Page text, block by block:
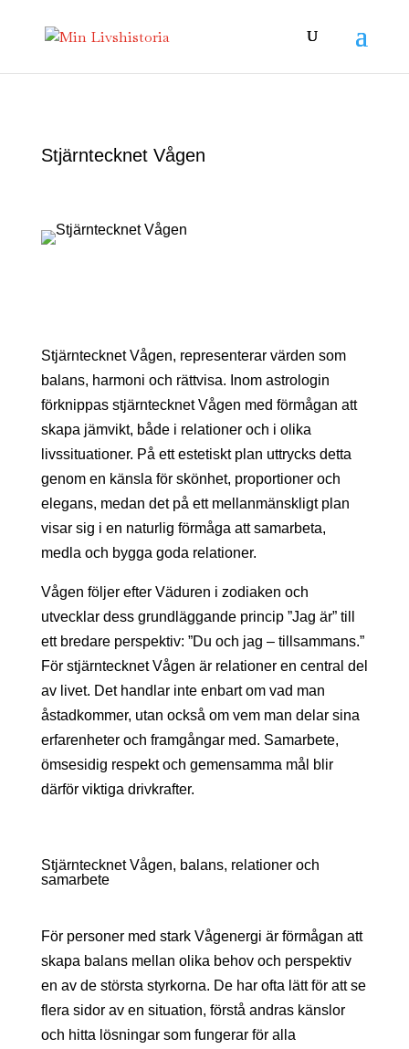
Stjärntecknet Vågen
Stjärntecknet Vågen, representerar värden som
balans, harmoni och rättvisa. Inom astrologin
förknippas stjärntecknet Vågen med förmågan att
skapa jämvikt, både i relationer och i olika
livssituationer. På ett estetiskt plan uttrycks detta
genom en känsla för skönhet, proportioner och
elegans, medan det på ett mellanmänskligt plan
visar sig i en naturlig förmåga att samarbeta,
medla och bygga goda relationer.
Vågen följer efter Väduren i zodiaken och
utvecklar dess grundläggande princip ”Jag är” till
ett bredare perspektiv: ”Du och jag – tillsammans.”
För stjärntecknet Vågen är relationer en central del
av livet. Det handlar inte enbart om vad man
åstadkommer, utan också om vem man delar sina
erfarenheter och framgångar med. Samarbete,
ömsesidig respekt och gemensamma mål blir
därför viktiga drivkrafter.
Stjärntecknet Vågen, balans, relationer och
samarbete
För personer med stark Vågenergi är förmågan att
skapa balans mellan olika behov och perspektiv
en av de största styrkorna. De har ofta lätt för att se
flera sidor av en situation, förstå andras känslor
och hitta lösningar som fungerar för alla